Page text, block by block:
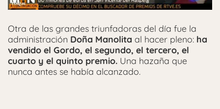
Otra de las grandes triunfadoras del día fue la
administración Doña Manolita al hacer pleno: ha
vendido el Gordo, el segundo, el tercero, el
cuarto y el quinto premio. Una hazaña que
nunca antes se había alcanzado.